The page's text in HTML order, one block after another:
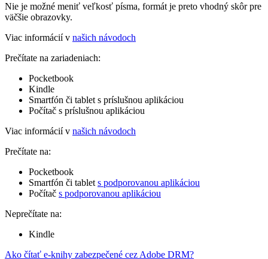
Nie je možné meniť veľkosť písma, formát je preto vhodný skôr pre
väčšie obrazovky.
Viac informácií v našich návodoch
Prečítate na zariadeniach:
Pocketbook
Kindle
Smartfón či tablet s príslušnou aplikáciou
Počítač s príslušnou aplikáciou
Viac informácií v našich návodoch
Prečítate na:
Pocketbook
Smartfón či tablet s podporovanou aplikáciou
Počítač s podporovanou aplikáciou
Neprečítate na:
Kindle
Ako čítať e-knihy zabezpečené cez Adobe DRM?